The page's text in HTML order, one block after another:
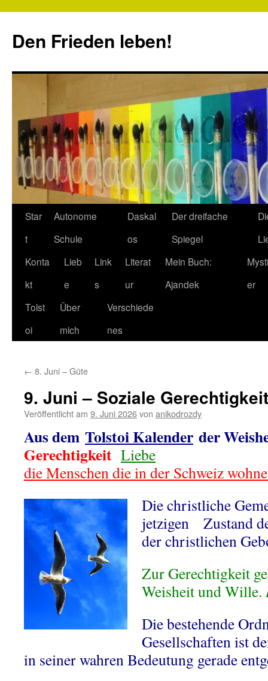
springen
Den Frieden leben!
Star
t
Autonome
Schule
Daskal
os
Der dreifache
Spiegel
Konta
kt
Lieb
e
Link
s
Literat
ur
Mein Buch:
Ajandek
er
Tolst
oi
Über
mich
Verschiede
nes
← 8. Juni – Güte
9. Juni – Soziale Gerechtigkeit
Veröffentlicht am 9. Juni 2026von anikodrozdy
Aus dem Tolstoi Kalender der
Gerechtigkeit Liebe
die Menschen die in der Schweiz
Die christliche
jetzigen Zustand
der christlichen
Zur Gerechtigkeit
Weisheit und Wille.
Die bestehende
Gesellschaften ist
in seiner wahren Bedeutung gerade